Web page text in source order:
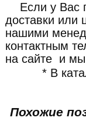
Если у Вас
доставки или
нашими
контактным
на сайте и мы
* В
Похожие